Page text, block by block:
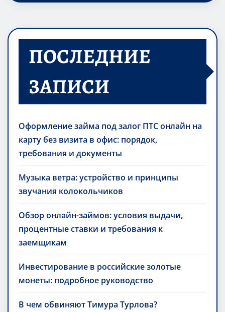
ПОСЛЕДНИЕ
ЗАПИСИ
Оформление займа под залог ПТС онлайн на
карту без визита в офис: порядок,
требования и документы
Музыка ветра: устройство и принципы
звучания колокольчиков
Обзор онлайн-займов: условия выдачи,
процентные ставки и требования к
заемщикам
Инвестирование в российские золотые
монеты: подробное руководство
В чем обвиняют Тимура Турлова?